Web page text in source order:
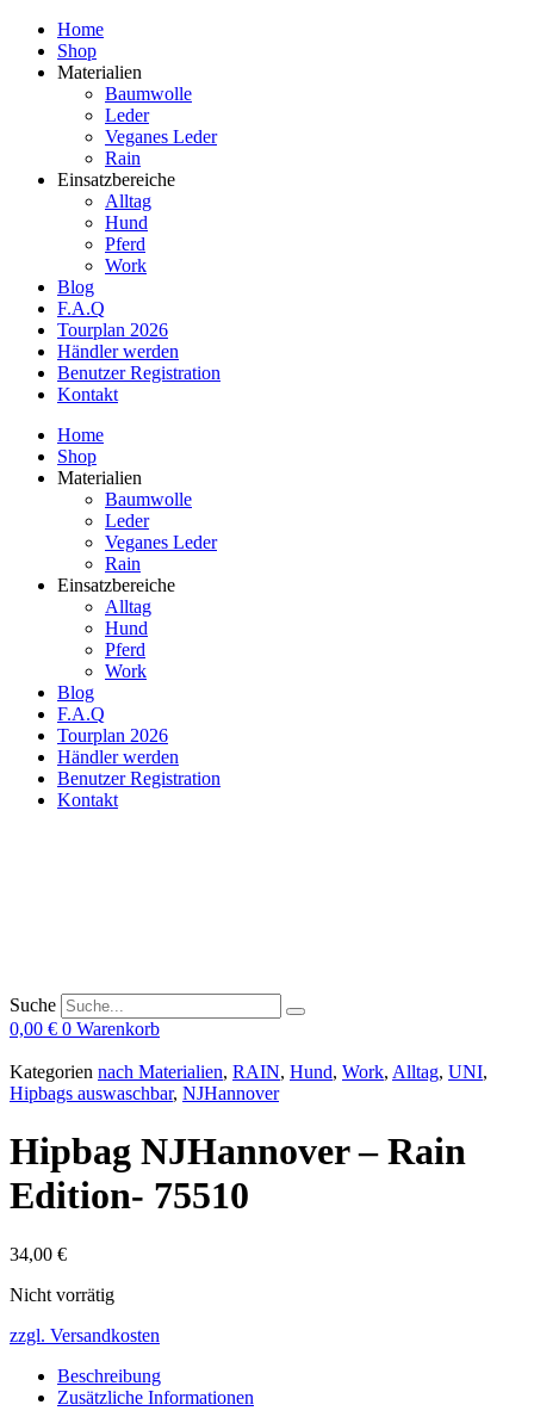
Home
Shop
Materialien
Baumwolle
Leder
Veganes Leder
Rain
Einsatzbereiche
Alltag
Hund
Pferd
Work
Blog
F.A.Q
Tourplan 2026
Händler werden
Benutzer Registration
Kontakt
Home
Shop
Materialien
Baumwolle
Leder
Veganes Leder
Rain
Einsatzbereiche
Alltag
Hund
Pferd
Work
Blog
F.A.Q
Tourplan 2026
Händler werden
Benutzer Registration
Kontakt
Suche
0,00 € 0 Warenkorb
Kategorien nach Materialien, RAIN, Hund, Work, Alltag, UNI,
Hipbags auswaschbar, NJHannover
Hipbag NJHannover – Rain
Edition- 75510
34,00 €
Nicht vorrätig
zzgl. Versandkosten
Beschreibung
Zusätzliche Informationen